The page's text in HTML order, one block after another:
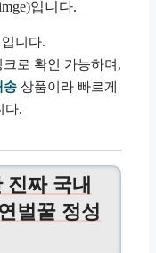
입니다.
로 확인 가능하며,
송 상품이라 빠르게
다.
진짜 국내
벌꿀 정성